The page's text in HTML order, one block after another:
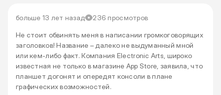
больше 13 лет назад
236 просмотров
Не стоит обвинять меня в написании громкоговорящих
заголовков! Название – далеко не выдуманный мной
или кем-либо факт. Компания Electronic Arts, широко
известная не только в магазине App Store, заявила, что
планшет догонят и опередят консоли в плане
графических возможностей.